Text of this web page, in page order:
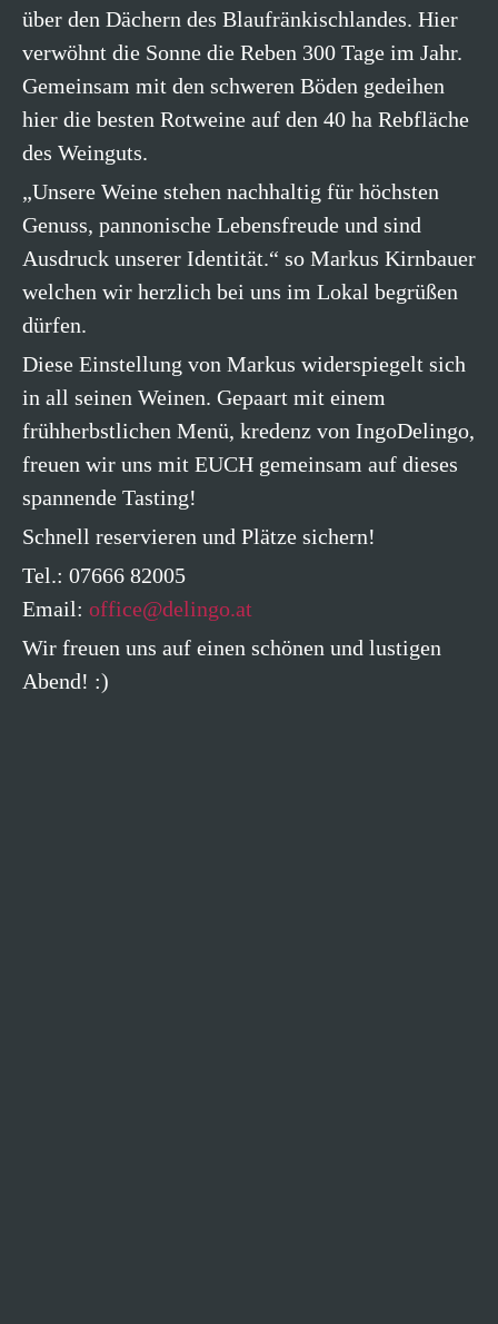
über den Dächern des Blaufränkischlandes. Hier
verwöhnt die Sonne die Reben 300 Tage im Jahr.
Gemeinsam mit den schweren Böden gedeihen
hier die besten Rotweine auf den 40 ha Rebfläche
des Weinguts.
„Unsere Weine stehen nachhaltig für höchsten
Genuss, pannonische Lebensfreude und sind
Ausdruck unserer Identität.“ so Markus Kirnbauer
welchen wir herzlich bei uns im Lokal begrüßen
dürfen.
Diese Einstellung von Markus widerspiegelt sich
in all seinen Weinen. Gepaart mit einem
frühherbstlichen Menü, kredenz von IngoDelingo,
freuen wir uns mit EUCH gemeinsam auf dieses
spannende Tasting!
Schnell reservieren und Plätze sichern!
Tel.: 07666 82005
Email: office@delingo.at
Wir freuen uns auf einen schönen und lustigen
Abend! :)